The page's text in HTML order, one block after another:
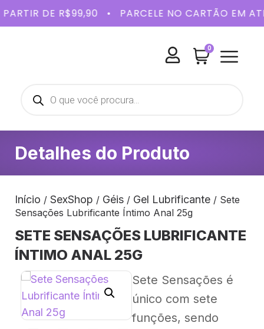
DE R$99,90 • PARCELE NO CARTÃO EM
0
Detalhes do Produto
Início / SexShop / Géis / Gel Lubrificante / Sete
Sensações Lubrificante Íntimo Anal 25g
SETE SENSAÇÕES LUBRIFICANTE
ÍNTIMO ANAL 25G
Sete Sensações é
único com sete
funções, sendo